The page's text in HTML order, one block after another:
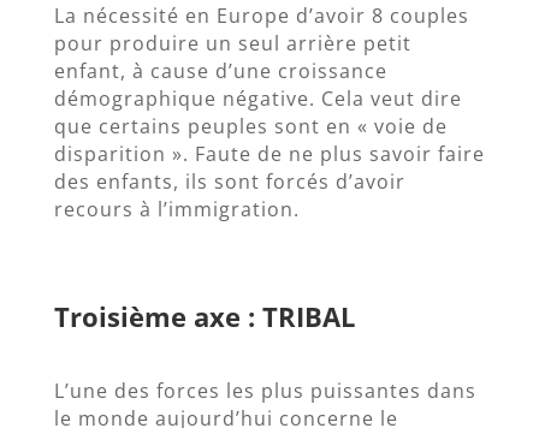
La nécessité en Europe d’avoir 8 couples
pour produire un seul arrière petit
enfant, à cause d’une croissance
démographique négative. Cela veut dire
que certains peuples sont en « voie de
disparition ». Faute de ne plus savoir faire
des enfants, ils sont forcés d’avoir
recours à l’immigration.
Troisième axe : TRIBAL
L’une des forces les plus puissantes dans
le monde aujourd’hui concerne le